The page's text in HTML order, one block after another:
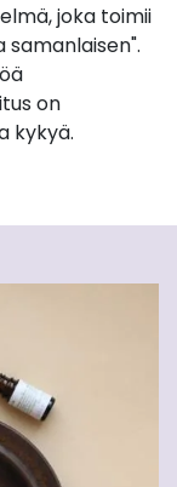
joka toimii
on
kykyä.